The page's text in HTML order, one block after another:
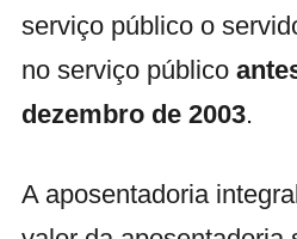
serviço público o
no serviço público
dezembro de 2003.
A aposentadoria